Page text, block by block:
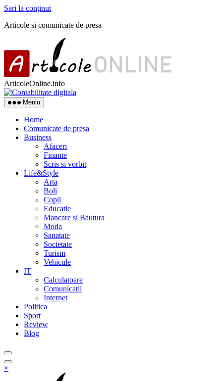
Sari la conținut
Articole si comunicate de presa
ArticoleOnline.info
Meniu
Home
Comunicate de presa
Business
Afaceri
Finante
Scris si vorbit
Life&Style
Arta
Boli
Copii
Educatie
Mancare si Bautura
Moda
Sanatate
Societate
Turism
Vehicule
IT
Calculatoare
Comunicatii
Internet
Politica
Sport
Review
Blog
×